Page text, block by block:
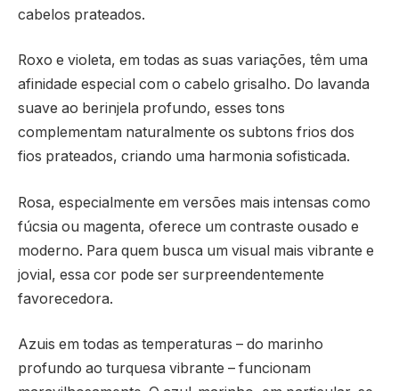
cabelos prateados.
Roxo e violeta, em todas as suas variações, têm uma
afinidade especial com o cabelo grisalho. Do lavanda
suave ao berinjela profundo, esses tons
complementam naturalmente os subtons frios dos
fios prateados, criando uma harmonia sofisticada.
Rosa, especialmente em versões mais intensas como
fúcsia ou magenta, oferece um contraste ousado e
moderno. Para quem busca um visual mais vibrante e
jovial, essa cor pode ser surpreendentemente
favorecedora.
Azuis em todas as temperaturas – do marinho
profundo ao turquesa vibrante – funcionam